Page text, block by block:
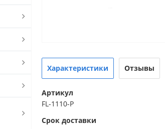
Характеристики Отзывы
Артикул
FL-1110-P
Срок доставки